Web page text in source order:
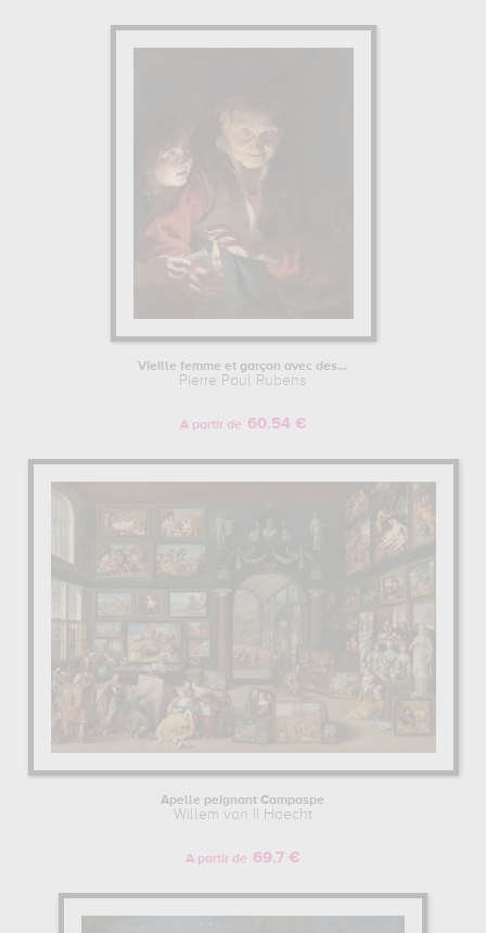
Vieille femme et garçon avec des...
Pierre Paul Rubens
A partir de 60.54 €
Apelle peignant Campaspe
Willem van II Haecht
A partir de 69.7 €